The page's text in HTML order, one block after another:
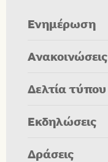
Ενημέρωση
Ανακοινώσεις
Δελτία τύπου
Εκδηλώσεις
Δράσεις